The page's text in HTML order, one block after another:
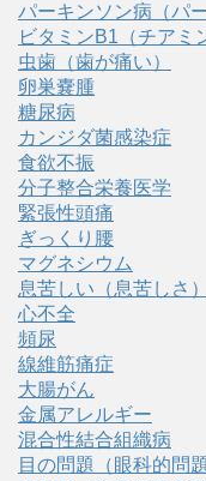
パーキンソン病（パ
ビタミンB1（チアミ
虫歯（歯が痛い）
卵巣嚢腫
糖尿病
カンジダ菌感染症
食欲不振
分子整合栄養医学
緊張性頭痛
ぎっくり腰
マグネシウム
息苦しい（息苦しさ）
心不全
頻尿
線維筋痛症
大腸がん
金属アレルギー
混合性結合組織病
目の問題（眼科的問題